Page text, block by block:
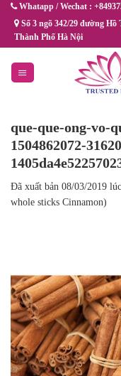
ChuyểnWhatapp / Wechat :
Số 3 ngõ 342/29 đường
Thành Phố Hà Nội
que-que-ong-vo-
1504862072-
Đã xuất bản 08/03/2019 lúc
whole sticks Cinnamon)